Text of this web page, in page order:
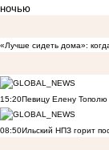
ночью
«Лучше сидеть дома»:
15:20Певицу Елену Тополю
08:50Ильский НПЗ горит